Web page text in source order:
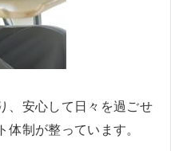
、安心して日々を過ごせ
制が整っています。